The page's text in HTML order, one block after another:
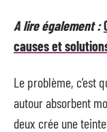
A lire également :
causes et
Le problème, c’est
autour absorbent
deux crée une